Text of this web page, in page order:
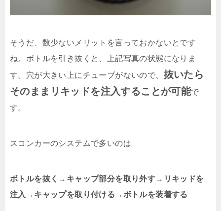
そうだ、数少ないメリットを言っておかないとです
ね。ボトルを引き抜くと、上記写真の状態になりま
す。穴が大きい上にチューブがないので、 抜いたら
そのままリキッドを注入することが可能で
す。
スコンカーのシステムで多いのは
ボトルを抜く→キャップ部分を取り外す→リキッドを
注入→キャップを取り付ける→ボトルを装着する